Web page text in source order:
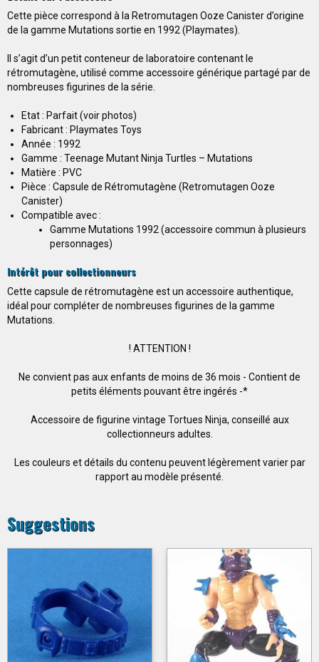
Cette pièce correspond à la Retromutagen Ooze Canister d’origine
de la gamme Mutations sortie en 1992 (Playmates).
Il s’agit d’un petit conteneur de laboratoire contenant le
rétromutagène, utilisé comme accessoire générique partagé par de
nombreuses figurines de la série.
Etat : Parfait (voir photos)
Fabricant : Playmates Toys
Année : 1992
Gamme : Teenage Mutant Ninja Turtles – Mutations
Matière : PVC
Pièce : Capsule de Rétromutagène (Retromutagen Ooze
Canister)
Compatible avec :
Gamme Mutations 1992 (accessoire commun à plusieurs
personnages)
Intérêt pour collectionneurs
Cette capsule de rétromutagène est un accessoire authentique,
idéal pour compléter de nombreuses figurines de la gamme
Mutations.
! ATTENTION !
Ne convient pas aux enfants de moins de 36 mois - Contient de
petits éléments pouvant être ingérés -*
Accessoire de figurine vintage Tortues Ninja, conseillé aux
collectionneurs adultes.
Les couleurs et détails du contenu peuvent légèrement varier par
rapport au modèle présenté.
Suggestions